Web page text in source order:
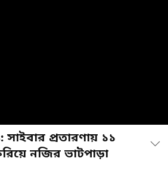
প্রতারণায় ১১
নজির ভাটপাড়া